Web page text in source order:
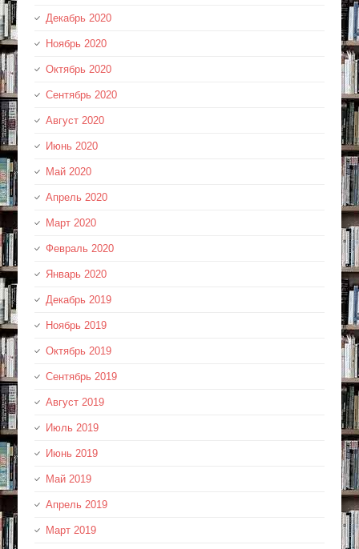
Декабрь 2020
Ноябрь 2020
Октябрь 2020
Сентябрь 2020
Август 2020
Июнь 2020
Май 2020
Апрель 2020
Март 2020
Февраль 2020
Январь 2020
Декабрь 2019
Ноябрь 2019
Октябрь 2019
Сентябрь 2019
Август 2019
Июль 2019
Июнь 2019
Май 2019
Апрель 2019
Март 2019